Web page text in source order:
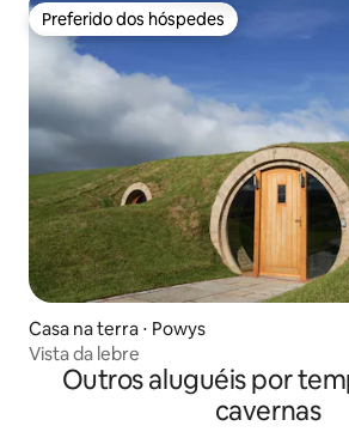
Preferido dos hóspedes
Preferido dos hóspedes
Casa na terra ⋅ Powys
Vista da lebre
Outros aluguéis por
cavernas